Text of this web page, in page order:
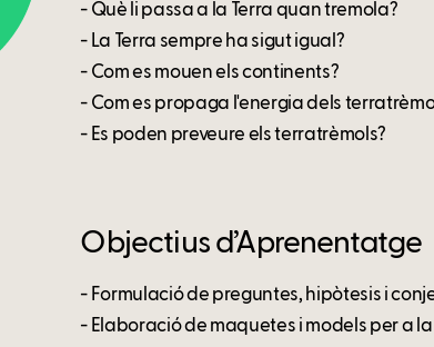
- Què li passa a la Terra quan tremola?
- La Terra sempre ha sigut igual?
- Com es mouen els continents?
- Com es propaga l'energia dels
- Es poden preveure els terratrèmols?
Objectius d’Aprenentatge
- Formulació de preguntes, hipòtesis i
- Elaboració de maquetes i models per a